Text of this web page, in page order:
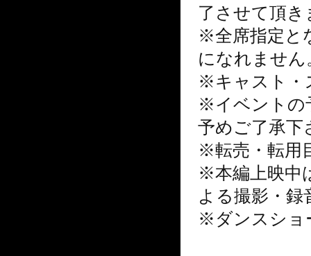
了させて頂き
※全席指定と
になれません
※キャスト・
※イベントの
予めご了承下
※転売・転用
※本編上映中
よる撮影 ・
※ダンスショ